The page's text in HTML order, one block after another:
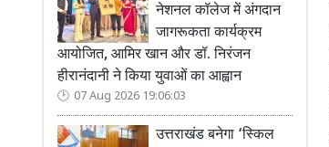
नेशनल कॉलेज में अंगदान
जागरूकता कार्यक्रम
आयोजित, आमिर खान और डॉ. निरंजन
हीरानंदानी ने किया युवाओं का आह्वान
07 Aug 2026 19:06:03
उत्तराखंड बनेगा ‘स्किल